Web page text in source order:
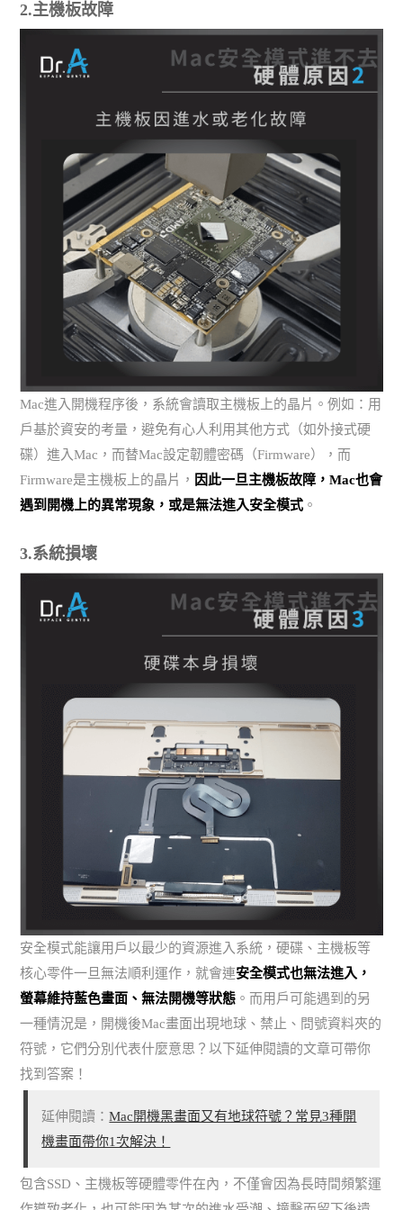
2.主機板故障
Mac進入開機程序後，系統會讀取主機板上的晶片。例如：用
戶基於資安的考量，避免有心人利用其他方式（如外接式硬
碟）進入Mac，而替Mac設定韌體密碼（Firmware），而
Firmware是主機板上的晶片， 因此一旦主機板故障，Mac也會
遇到開機上的異常現象，或是無法進入安全模式 。
3.系統損壞
安全模式能讓用戶以最少的資源進入系統，硬碟、主機板等
核心零件一旦無法順利運作，就會連安全模式也無法進入，
螢幕維持藍色畫面、無法開機等狀態 。而用戶可能遇到的另
一種情況是，開機後Mac畫面出現地球、禁止、問號資料夾的
符號，它們分別代表什麼意思？以下延伸閱讀的文章可帶你
找到答案！
延伸閱讀：Mac開機黑畫面又有地球符號？常見3種開
機畫面帶你1次解決！
包含SSD、主機板等硬體零件在內，不僅會因為長時間頻繁運